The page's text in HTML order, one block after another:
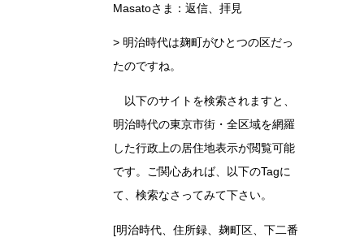
Masatoさま：返信、拝見
> 明治時代は麹町がひとつの区だっ
たのですね。
以下のサイトを検索されますと、
明治時代の東京市街・全区域を網羅
した行政上の居住地表示が閲覧可能
です。ご関心あれば、以下のTagに
て、検索なさってみて下さい。
[明治時代、住所録、麹町区、下二番